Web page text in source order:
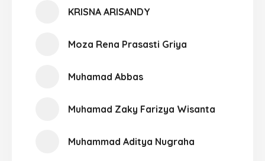
KRISNA ARISANDY
Moza Rena Prasasti Griya
Muhamad Abbas
Muhamad Zaky Farizya Wisanta
Muhammad Aditya Nugraha